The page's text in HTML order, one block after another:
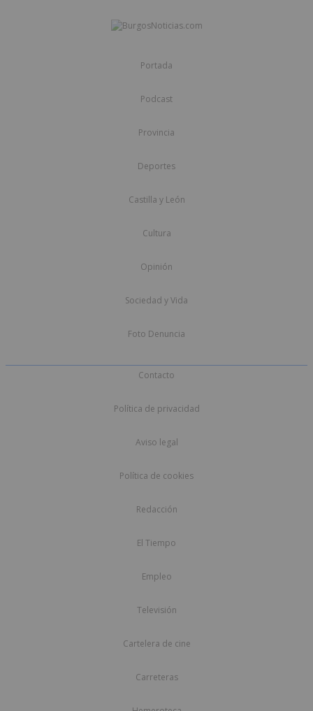
Portada
Podcast
Provincia
Deportes
Castilla y León
Cultura
Opinión
Sociedad y Vida
Foto Denuncia
Contacto
Política de privacidad
Aviso legal
Política de cookies
Redacción
El Tiempo
Empleo
Televisión
Cartelera de cine
Carreteras